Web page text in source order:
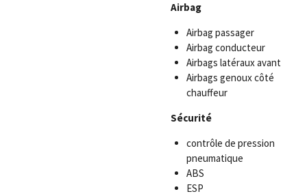
Airbag
Airbag passager
Airbag conducteur
Airbags latéraux avant
Airbags genoux côté
chauffeur
Sécurité
contrôle de pression
pneumatique
ABS
ESP